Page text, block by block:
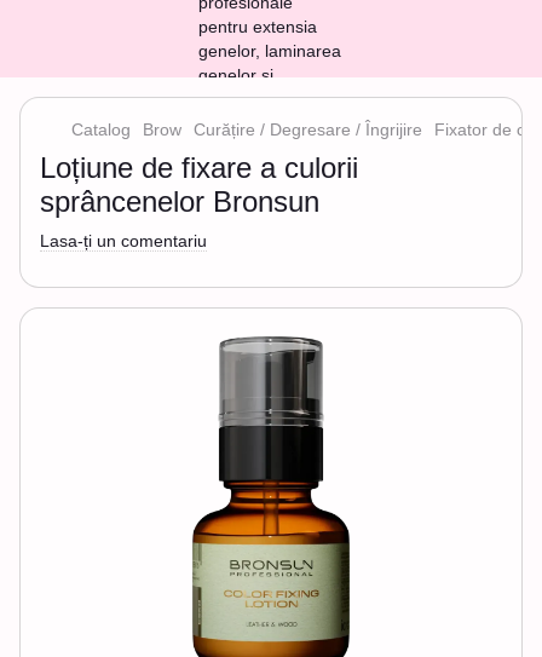
Catalog Brow Curățire / Degresare / Îngrijire Fixator de
Loțiune de fixare a culorii
sprâncenelor Bronsun
Lasa-ți un comentariu